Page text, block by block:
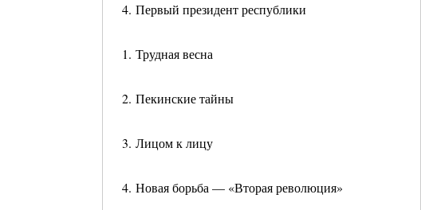
4. Первый президент республики
1. Трудная весна
2. Пекинские тайны
3. Лицом к лицу
4. Новая борьба — «Вторая революция»